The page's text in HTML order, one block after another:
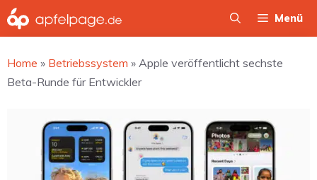
Zum
Inhalt
Menü
Home » Betriebssystem » Apple veröffentlicht sechste
Beta-Runde für Entwickler